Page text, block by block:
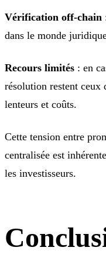
Vérification off-chain
dans le monde
Recours limités : en
résolution restent ceux
lenteurs et coûts.
Cette tension entre
centralisée est
les investisseurs.